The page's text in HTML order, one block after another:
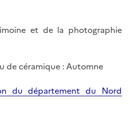
et de la photographie
de céramique : Automne
du département du Nord